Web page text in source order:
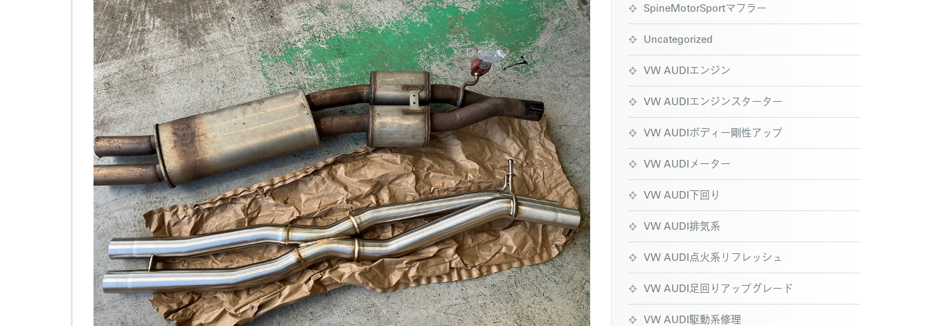
SpineMotorSportマフラー
Uncategorized
VW AUDIエンジン
VW AUDIエンジンスターター
VW AUDIボディー剛性アップ
VW AUDIメーター
VW AUDI下回り
VW AUDI排気系
VW AUDI点火系リフレッシュ
VW AUDI足回りアップグレード
VW AUDI駆動系修理